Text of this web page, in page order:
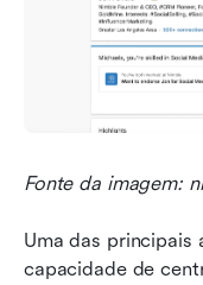
Fonte da imagem:
Uma das principais
capacidade de